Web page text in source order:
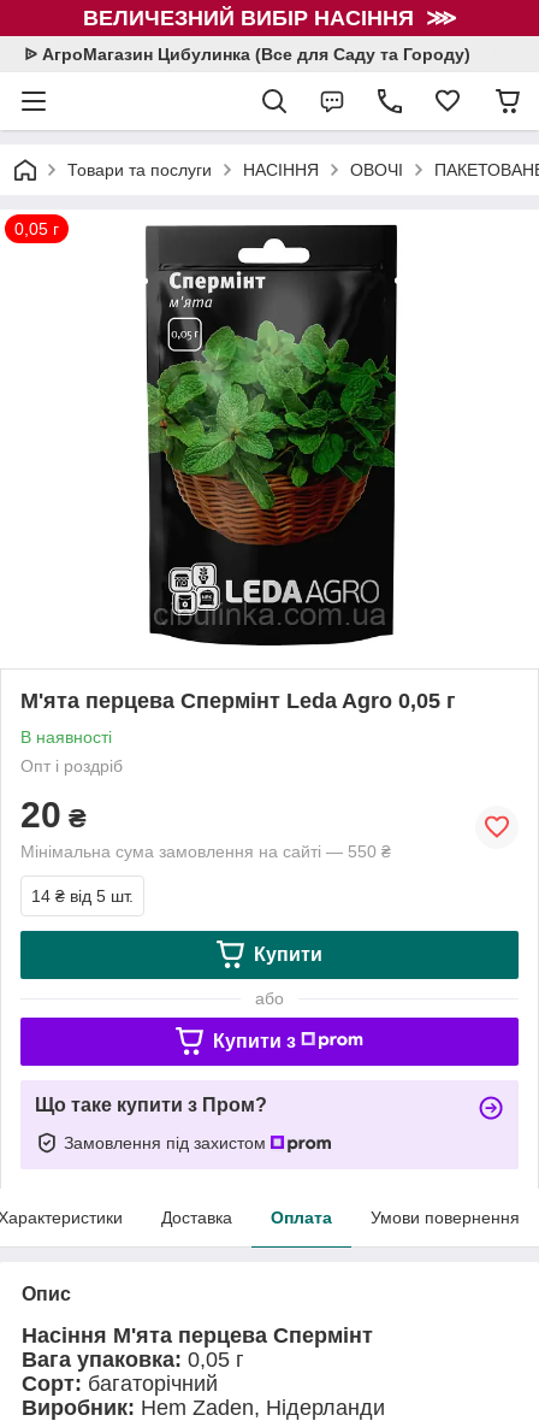
ВЕЛИЧЕЗНИЙ ВИБІР НАСІННЯ ⋙
ᐉ АгроМагазин Цибулинка (Все для Саду та Городу)
Товари та послуги НАСІННЯ ОВОЧІ
0,05 г
М'ята перцева Спермінт Leda Agro 0,05 г
В наявності
Опт і роздріб
20 ₴
Мінімальна сума замовлення на сайті — 550 ₴
14 ₴ від 5 шт.
Купити
або
Купити з
Що таке купити з Пром?
Замовлення під захистом
Доставка Оплата Умови повернення
Опис
Насіння М'ята перцева Спермінт
Вага упаковка: 0,05 г
Сорт: багаторічний
Виробник: Hem Zaden, Нідерланди